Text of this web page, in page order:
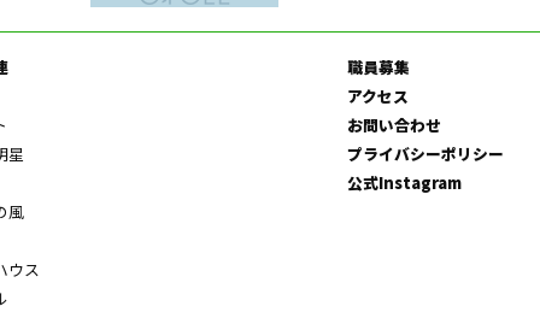
星
風
ウス
職員募集
アクセス
お問い合わせ
プライバシーポリシー
公式Instagram